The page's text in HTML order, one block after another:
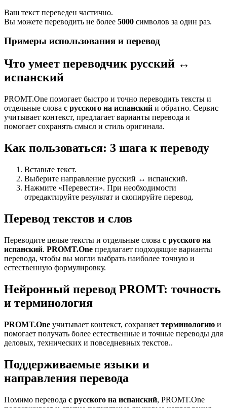
Ваш текст переведен частично.
Вы можете переводить не более 5000 символов за один раз.
Примеры использования и перевод
Что умеет переводчик русский ↔
испанский
PROMT.One помогает быстро и точно переводить тексты и
отдельные слова с русского на испанский и обратно. Сервис
учитывает контекст, предлагает варианты перевода и
помогает сохранять смысл и стиль оригинала.
Как пользоваться: 3 шага к переводу
Вставьте текст.
Выберите направление русский ↔ испанский.
Нажмите «Перевести». При необходимости
отредактируйте результат и скопируйте перевод.
Перевод текстов и слов
Переводите целые тексты и отдельные слова с русского на
испанский. PROMT.One предлагает подходящие варианты
перевода, чтобы вы могли выбрать наиболее точную и
естественную формулировку.
Нейронный перевод PROMT: точность
и терминология
PROMT.One учитывает контекст, сохраняет терминологию и
помогает получать более естественные и точные переводы для
деловых, технических и повседневных текстов..
Поддерживаемые языки и
направления перевода
Помимо перевода с русского на испанский, PROMT.One